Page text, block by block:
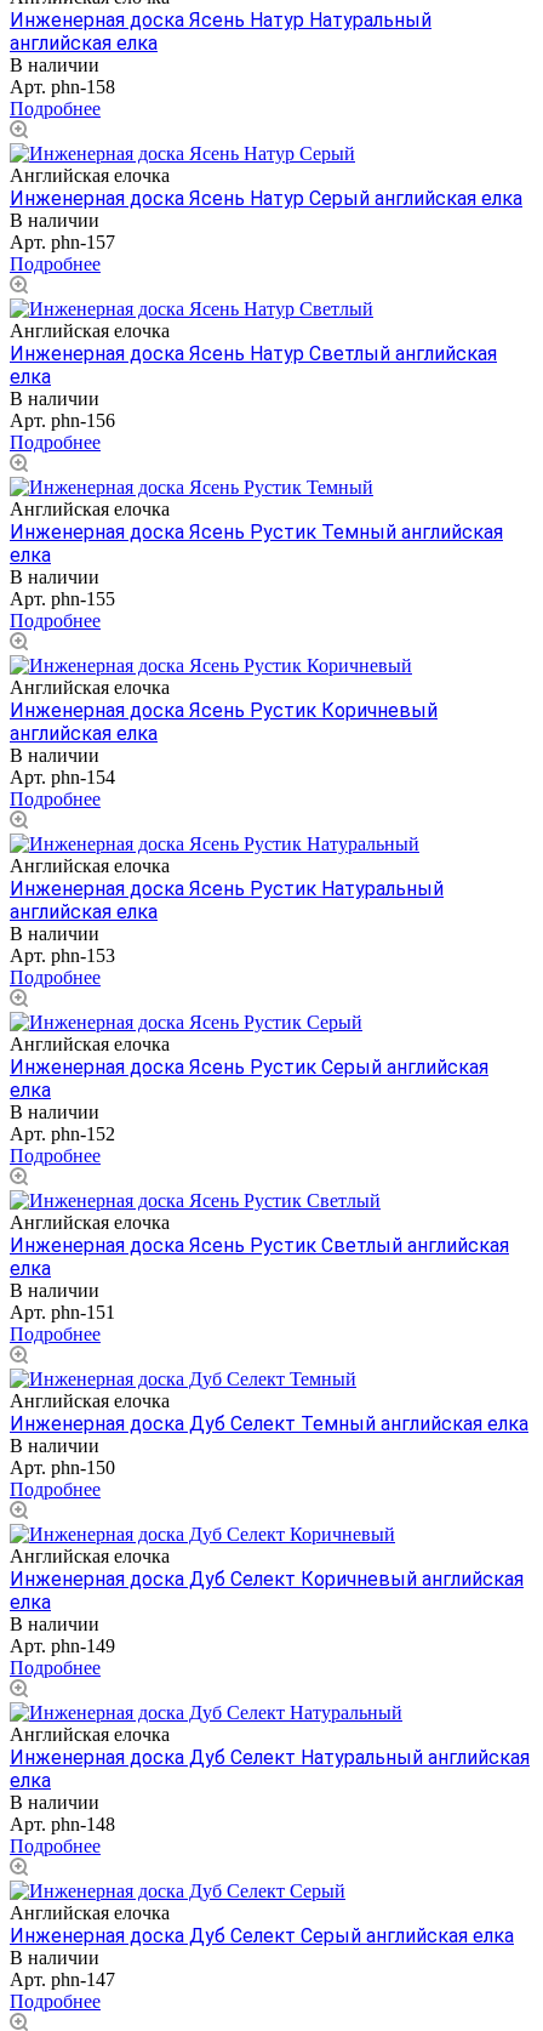
Инженерная доска Ясень Натур Натуральный
английская елка
В наличии
Арт. phn-158
Подробнее
Английская елочка
Инженерная доска Ясень Натур Серый английская елка
В наличии
Арт. phn-157
Подробнее
Английская елочка
Инженерная доска Ясень Натур Светлый английская
елка
В наличии
Арт. phn-156
Подробнее
Английская елочка
Инженерная доска Ясень Рустик Темный английская
елка
В наличии
Арт. phn-155
Подробнее
Английская елочка
Инженерная доска Ясень Рустик Коричневый
английская елка
В наличии
Арт. phn-154
Подробнее
Английская елочка
Инженерная доска Ясень Рустик Натуральный
английская елка
В наличии
Арт. phn-153
Подробнее
Английская елочка
Инженерная доска Ясень Рустик Серый английская
елка
В наличии
Арт. phn-152
Подробнее
Английская елочка
Инженерная доска Ясень Рустик Светлый английская
елка
В наличии
Арт. phn-151
Подробнее
Английская елочка
Инженерная доска Дуб Селект Темный английская елка
В наличии
Арт. phn-150
Подробнее
Английская елочка
Инженерная доска Дуб Селект Коричневый английская
елка
В наличии
Арт. phn-149
Подробнее
Английская елочка
Инженерная доска Дуб Селект Натуральный английская
елка
В наличии
Арт. phn-148
Подробнее
Английская елочка
Инженерная доска Дуб Селект Серый английская елка
В наличии
Арт. phn-147
Подробнее